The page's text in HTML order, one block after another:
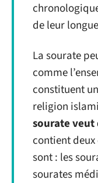
de leur
La sourate
comme
constituent
religion
sourate veut
contient
sont : les
sourates